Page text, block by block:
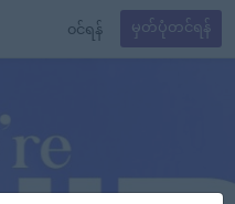
၀င်ရန် မှတ်ပုံတင်ရန်